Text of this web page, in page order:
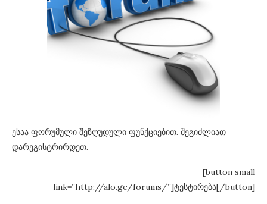
ესაა ფორუმული შეზღუდული ფუნქციებით. შეგიძლიათ
დარეგისტრირდეთ.
[button small
link=”http://alo.ge/forums/”]ტესტირება[/button]